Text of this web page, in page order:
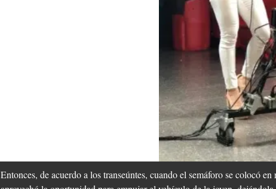
Entonces, de acuerdo a los transeúntes, cuando el semáforo se colocó